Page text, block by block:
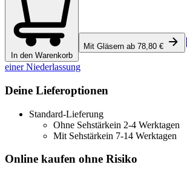
In den Warenkorb
Mit Gläsern ab 78,80 €
einer Niederlassung
Deine Lieferoptionen
Standard-Lieferung
Ohne Sehstärkein 2-4 Werktagen
Mit Sehstärkein 7-14 Werktagen
Online kaufen ohne Risiko